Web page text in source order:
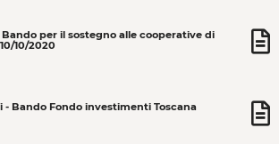
Bando per il sostegno alle cooperative di
10/2020
Bando Fondo investimenti Toscana